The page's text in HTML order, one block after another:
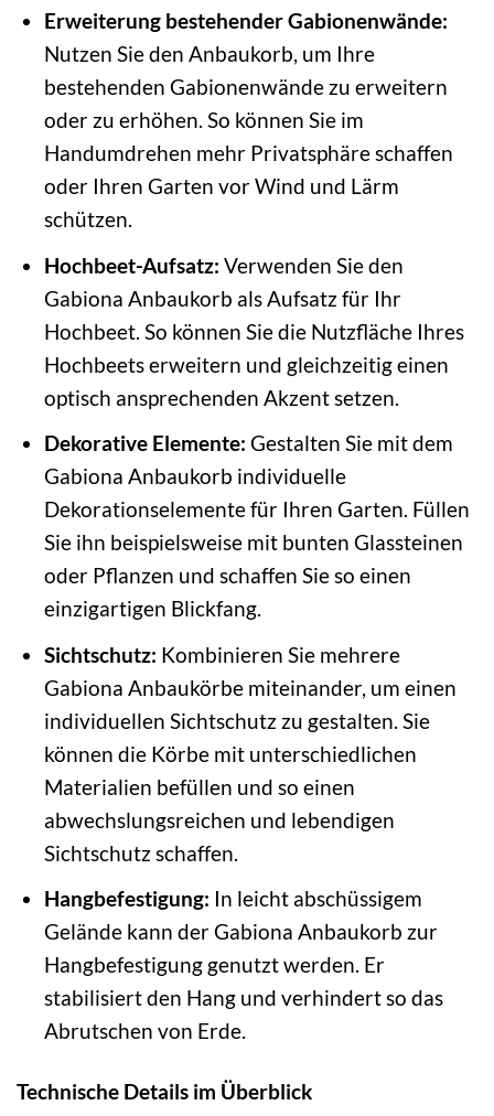
Erweiterung bestehender Gabionenwände:
Nutzen Sie den Anbaukorb, um Ihre
bestehenden Gabionenwände zu erweitern
oder zu erhöhen. So können Sie im
Handumdrehen mehr Privatsphäre schaffen
oder Ihren Garten vor Wind und Lärm
schützen.
Hochbeet-Aufsatz: Verwenden Sie den
Gabiona Anbaukorb als Aufsatz für Ihr
Hochbeet. So können Sie die Nutzfläche Ihres
Hochbeets erweitern und gleichzeitig einen
optisch ansprechenden Akzent setzen.
Dekorative Elemente: Gestalten Sie mit dem
Gabiona Anbaukorb individuelle
Dekorationselemente für Ihren Garten. Füllen
Sie ihn beispielsweise mit bunten Glassteinen
oder Pflanzen und schaffen Sie so einen
einzigartigen Blickfang.
Sichtschutz: Kombinieren Sie mehrere
Gabiona Anbaukörbe miteinander, um einen
individuellen Sichtschutz zu gestalten. Sie
können die Körbe mit unterschiedlichen
Materialien befüllen und so einen
abwechslungsreichen und lebendigen
Sichtschutz schaffen.
Hangbefestigung: In leicht abschüssigem
Gelände kann der Gabiona Anbaukorb zur
Hangbefestigung genutzt werden. Er
stabilisiert den Hang und verhindert so das
Abrutschen von Erde.
Technische Details im Überblick